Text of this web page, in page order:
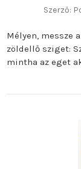
Szerző:
Mélyen, messze
zöldellő sziget:
mintha az eget